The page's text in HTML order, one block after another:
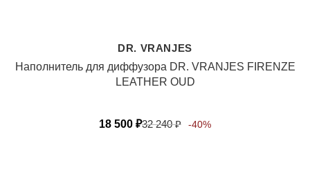
DR. VRANJES
Наполнитель для диффузора DR. VRANJES FIRENZE
LEATHER OUD
18 500 ₽32 240₽ -40%